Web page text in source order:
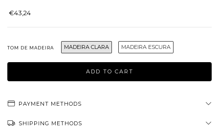
€43,24
TOM DE MADEIRA MADEIRA CLARA MADEIRA ESCURA
PAYMENT METHODS
SHIPPING METHODS